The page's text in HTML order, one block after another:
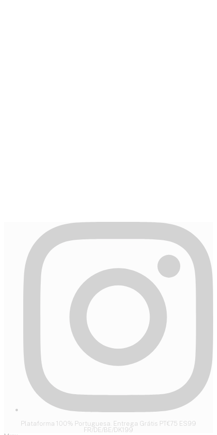
Plataforma 100% Portuguesa. Entrega Grátis PT€75 ES99
FR/DE/BE/DK199